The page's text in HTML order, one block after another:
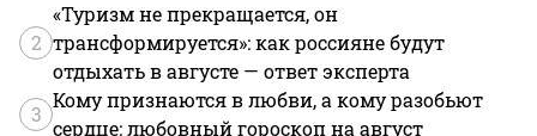
2
«Туризм не прекращается, он
трансформируется»: как россияне будут
отдыхать в августе — ответ эксперта
3
Кому признаются в любви, а кому разобьют
сердце: любовный гороскоп на август